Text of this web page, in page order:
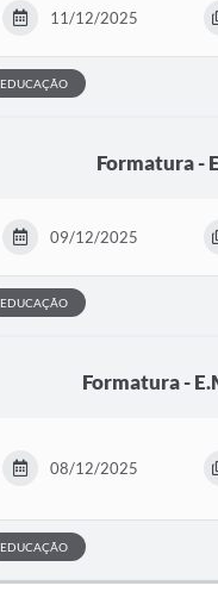
11/12/2025
EDUCAÇÃO
Formatura -
09/12/2025
EDUCAÇÃO
Formatura -
08/12/2025
EDUCAÇÃO